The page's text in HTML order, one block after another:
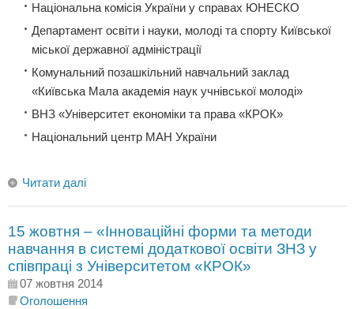
Національна комісія України у справах ЮНЕСКО
Департамент освіти і науки, молоді та спорту Київської
міської державної адміністрації
Комунальний позашкільний навчальний заклад
«Київська Мала академія наук учнівської молоді»
ВНЗ «Університет економіки та права «КРОК»
Національний центр МАН України
Читати далі
15 жовтня – «Інноваційні форми та методи
навчання в системі додаткової освіти ЗНЗ у
співпраці з Університетом «КРОК»
07 жовтня 2014
Оголошення